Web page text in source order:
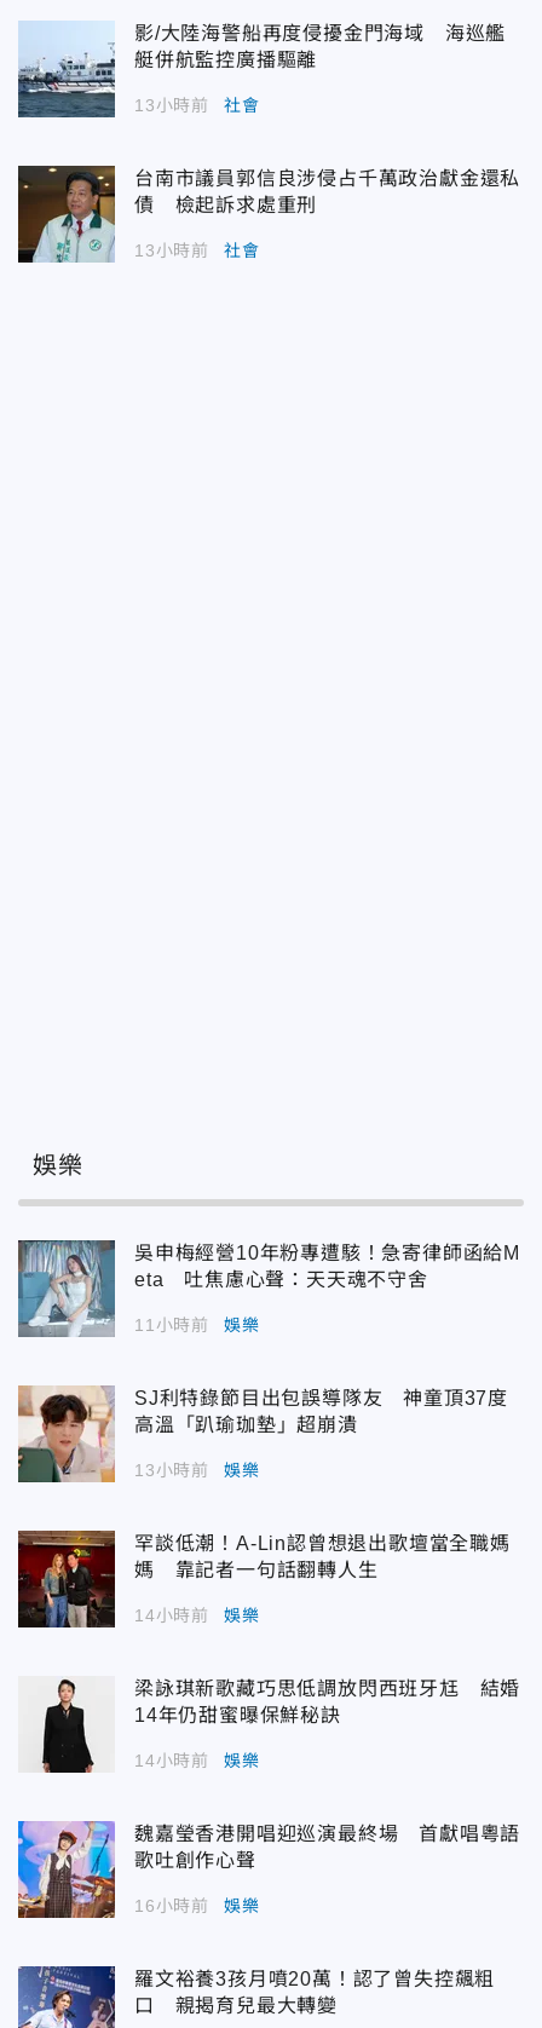
影/大陸海警船再度侵擾金門海域 海巡艦
艇併航監控廣播驅離
13小時前 社會
台南市議員郭信良涉侵占千萬政治獻金還私
債 檢起訴求處重刑
13小時前 社會
娛樂
吳申梅經營10年粉專遭駭！急寄律師函給M
eta 吐焦慮心聲：天天魂不守舍
11小時前 娛樂
SJ利特錄節目出包誤導隊友 神童頂37度
高溫「趴瑜珈墊」超崩潰
13小時前 娛樂
罕談低潮！A-Lin認曾想退出歌壇當全職媽
媽 靠記者一句話翻轉人生
14小時前 娛樂
梁詠琪新歌藏巧思低調放閃西班牙尪 結婚
14年仍甜蜜曝保鮮秘訣
14小時前 娛樂
魏嘉瑩香港開唱迎巡演最終場 首獻唱粵語
歌吐創作心聲
16小時前 娛樂
羅文裕養3孩月噴20萬！認了曾失控飆粗
口 親揭育兒最大轉變